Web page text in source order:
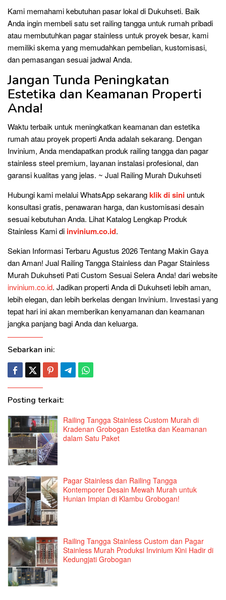
Kami memahami kebutuhan pasar lokal di Dukuhseti. Baik
Anda ingin membeli satu set railing tangga untuk rumah pribadi
atau membutuhkan pagar stainless untuk proyek besar, kami
memiliki skema yang memudahkan pembelian, kustomisasi,
dan pemasangan sesuai jadwal Anda.
Jangan Tunda Peningkatan
Estetika dan Keamanan Properti
Anda!
Waktu terbaik untuk meningkatkan keamanan dan estetika
rumah atau proyek properti Anda adalah sekarang. Dengan
Invinium, Anda mendapatkan produk railing tangga dan pagar
stainless steel premium, layanan instalasi profesional, dan
garansi kualitas yang jelas. ~ Jual Railing Murah Dukuhseti
Hubungi kami melalui WhatsApp sekarangklik di sini untuk
konsultasi gratis, penawaran harga, dan kustomisasi desain
sesuai kebutuhan Anda. Lihat Katalog Lengkap Produk
Stainless Kami di invinium.co.id.
Sekian Informasi Terbaru Agustus 2026 Tentang Makin Gaya
dan Aman! Jual Railing Tangga Stainless dan Pagar Stainless
Murah Dukuhseti Pati Custom Sesuai Selera Anda! dari website
invinium.co.id. Jadikan properti Anda di Dukuhseti lebih aman,
lebih elegan, dan lebih berkelas dengan Invinium. Investasi yang
tepat hari ini akan memberikan kenyamanan dan keamanan
jangka panjang bagi Anda dan keluarga.
Sebarkan ini:
Posting terkait:
Railing Tangga Stainless Custom Murah di
Kradenan Grobogan Estetika dan Keamanan
dalam Satu Paket
Pagar Stainless dan Railing Tangga
Kontemporer Desain Mewah Murah untuk
Hunian Impian di Klambu Grobogan!
Railing Tangga Stainless Custom dan Pagar
Stainless Murah Produksi Invinium Kini Hadir di
Kedungjati Grobogan